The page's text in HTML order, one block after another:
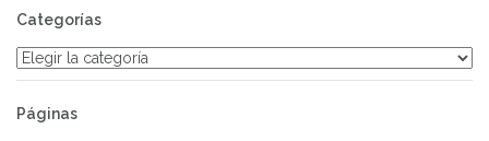
Categorías
Categorías
Páginas